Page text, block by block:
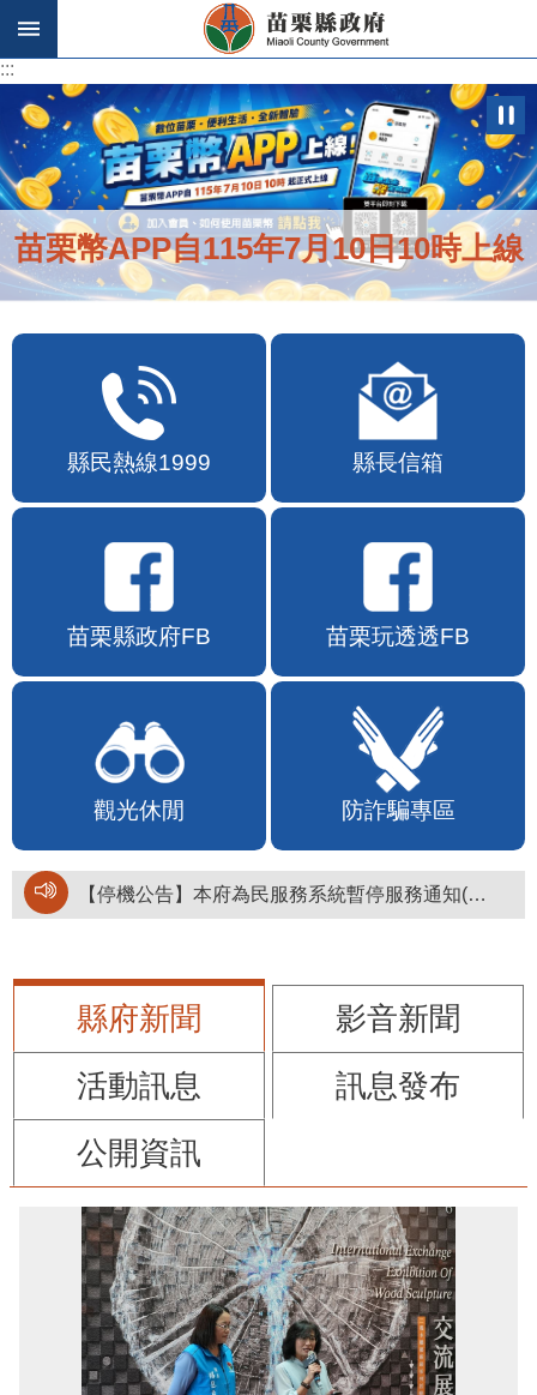
跳到主要內容區塊
:::
苗栗幣APP自115年7月10日10時上線
縣民熱線1999 縣長信箱
苗栗縣政府FB 苗栗玩透透FB
觀光休閒 防詐騙專區
【停機公告】本府為民服務系統暫停服務通知(停止服務時間：115年8月6日17時至19時)
縣府新聞
影音新聞
活動訊息
訊息發布
公開資訊